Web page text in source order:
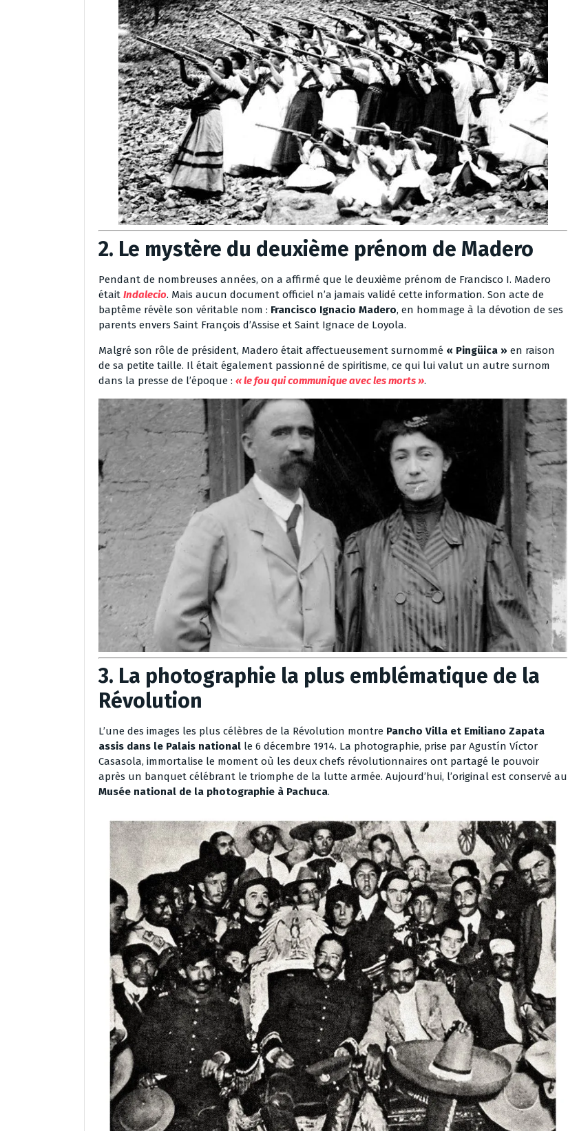
2. Le mystère du deuxième prénom de Madero
Pendant de nombreuses années, on a affirmé que le deuxième prénom de Francisco I. Madero
était Indalecio. Mais aucun document officiel n’a jamais validé cette information. Son acte de
baptême révèle son véritable nom : Francisco Ignacio Madero, en hommage à la dévotion de ses
parents envers Saint François d’Assise et Saint Ignace de Loyola.
Malgré son rôle de président, Madero était affectueusement surnommé « Pingüica » en raison
de sa petite taille. Il était également passionné de spiritisme, ce qui lui valut un autre surnom
dans la presse de l’époque : « le fou qui communique avec les morts ».
3. La photographie la plus emblématique de la
Révolution
L’une des images les plus célèbres de la Révolution montre Pancho Villa et Emiliano Zapata
assis dans le Palais national le 6 décembre 1914. La photographie, prise par Agustín Víctor
Casasola, immortalise le moment où les deux chefs révolutionnaires ont partagé le pouvoir
après un banquet célébrant le triomphe de la lutte armée. Aujourd’hui, l’original est conservé au
Musée national de la photographie à Pachuca.